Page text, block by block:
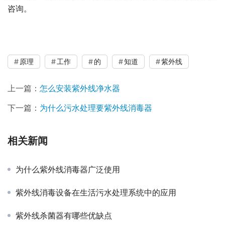
咨询。
原理 工作 的 知道 紫外线
上一篇： 怎么安装紫外线净水器
下一篇： 为什么污水处理要紫外线消毒器
相关新闻
为什么紫外线消毒器广泛使用
紫外线消毒设备在生活污水处理系统中的应用
紫外线杀菌器有哪些优缺点